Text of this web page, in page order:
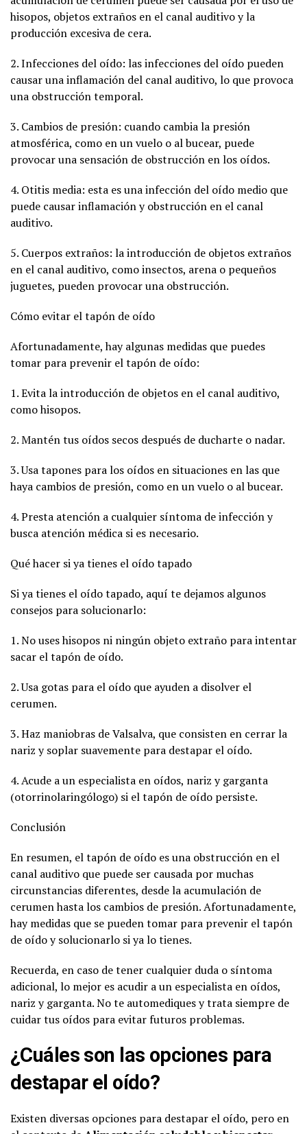
hisopos, objetos extraños en el canal auditivo y la
producción excesiva de cera.
2. Infecciones del oído: las infecciones del oído pueden
causar una inflamación del canal auditivo, lo que provoca
una obstrucción temporal.
3. Cambios de presión: cuando cambia la presión
atmosférica, como en un vuelo o al bucear, puede
provocar una sensación de obstrucción en los oídos.
4. Otitis media: esta es una infección del oído medio que
puede causar inflamación y obstrucción en el canal
auditivo.
5. Cuerpos extraños: la introducción de objetos extraños
en el canal auditivo, como insectos, arena o pequeños
juguetes, pueden provocar una obstrucción.
Cómo evitar el tapón de oído
Afortunadamente, hay algunas medidas que puedes
tomar para prevenir el tapón de oído:
1. Evita la introducción de objetos en el canal auditivo,
como hisopos.
2. Mantén tus oídos secos después de ducharte o nadar.
3. Usa tapones para los oídos en situaciones en las que
haya cambios de presión, como en un vuelo o al bucear.
4. Presta atención a cualquier síntoma de infección y
busca atención médica si es necesario.
Qué hacer si ya tienes el oído tapado
Si ya tienes el oído tapado, aquí te dejamos algunos
consejos para solucionarlo:
1. No uses hisopos ni ningún objeto extraño para intentar
sacar el tapón de oído.
2. Usa gotas para el oído que ayuden a disolver el
cerumen.
3. Haz maniobras de Valsalva, que consisten en cerrar la
nariz y soplar suavemente para destapar el oído.
4. Acude a un especialista en oídos, nariz y garganta
(otorrinolaringólogo) si el tapón de oído persiste.
Conclusión
En resumen, el tapón de oído es una obstrucción en el
canal auditivo que puede ser causada por muchas
circunstancias diferentes, desde la acumulación de
cerumen hasta los cambios de presión. Afortunadamente,
hay medidas que se pueden tomar para prevenir el tapón
de oído y solucionarlo si ya lo tienes.
Recuerda, en caso de tener cualquier duda o síntoma
adicional, lo mejor es acudir a un especialista en oídos,
nariz y garganta. No te automediques y trata siempre de
cuidar tus oídos para evitar futuros problemas.
¿Cuáles son las opciones para
destapar el oído?
Existen diversas opciones para destapar el oído, pero en